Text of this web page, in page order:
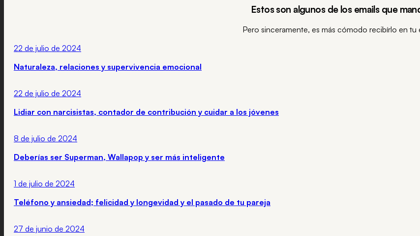
Estos son algunos de los emails que
Pero sinceramente, es más cómodo recibírlo en tu
22 de julio de 2024
Naturaleza, relaciones y supervivencia emocional
22 de julio de 2024
Lidiar con narcisistas, contador de contribución y cuidar a los jóvenes
8 de julio de 2024
Deberías ser Superman, Wallapop y ser más inteligente
1 de julio de 2024
Teléfono y ansiedad; felicidad y longevidad y el pasado de tu pareja
27 de junio de 2024